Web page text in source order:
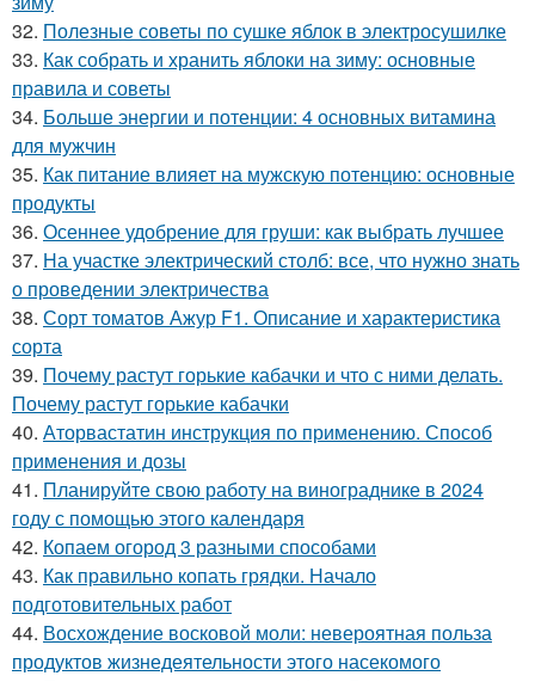
32. Полезные советы по сушке яблок в электросушилке
33. Как собрать и хранить яблоки на зиму: основные
правила и советы
34. Больше энергии и потенции: 4 основных витамина
для мужчин
35. Как питание влияет на мужскую потенцию: основные
продукты
36. Осеннее удобрение для груши: как выбрать лучшее
37. На участке электрический столб: все, что нужно знать
о проведении электричества
38. Сорт томатов Ажур F1. Описание и характеристика
сорта
39. Почему растут горькие кабачки и что с ними делать.
Почему растут горькие кабачки
40. Аторвастатин инструкция по применению. Способ
применения и дозы
41. Планируйте свою работу на винограднике в 2024
году с помощью этого календаря
42. Копаем огород 3 разными способами
43. Как правильно копать грядки. Начало
подготовительных работ
44. Восхождение восковой моли: невероятная польза
продуктов жизнедеятельности этого насекомого